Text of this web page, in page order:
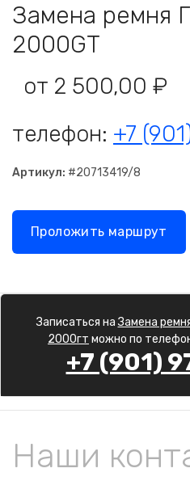
Замена ремня
2000GT
от 2 500,00 ₽
телефон: +7
Артикул: #20713419/8
Проложить маршрут
Записаться наЗамена
2000гт можно по
+7 (901)
Наши